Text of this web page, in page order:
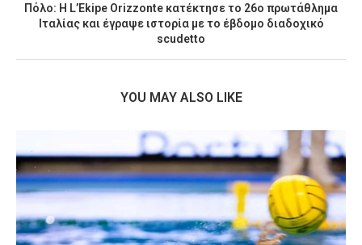
Πόλο: Η L’Ekipe Orizzonte κατέκτησε το 26ο πρωτάθλημα
Ιταλίας και έγραψε ιστορία με το έβδομο διαδοχικό
scudetto
YOU MAY ALSO LIKE